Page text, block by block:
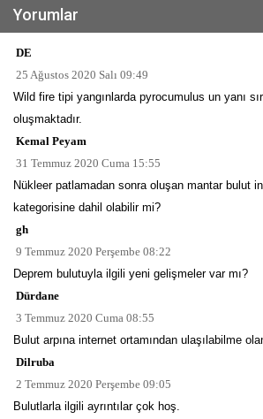
Yorumlar
DE
25 Ağustos 2020 Salı 09:49
Wild fire tipi yangınlarda pyrocumulus un yanı
oluşmaktadır.
Kemal Peyam
31 Temmuz 2020 Cuma 15:55
Nükleer patlamadan sonra oluşan mantar bulut
kategorisine dahil olabilir mi?
gh
9 Temmuz 2020 Perşembe 08:22
Deprem bulutuyla ilgili yeni gelişmeler var mı?
Dürdane
3 Temmuz 2020 Cuma 08:55
Bulut arpına internet ortamından ulaşılabilme
Dilruba
2 Temmuz 2020 Perşembe 09:05
Bulutlarla ilgili ayrıntılar çok hoş.